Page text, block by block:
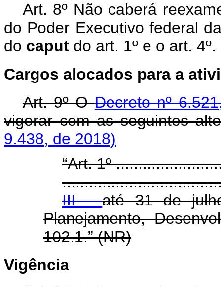
Art. 8º Não caberá
do Poder Executivo federal
do caput do art. 1º e o art. 4º.
Cargos alocados para a
Art. 9º ODecreto nº
vigorar com as seguintes
9.438, de 2018)
“Art. 1º
III -até 31 de
Planejamento,
102.1.” (NR)
Vigência